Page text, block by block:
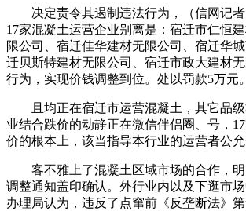
决定责令其遏制违法行为，（信网记者
17家混凝土运营企业别离是：宿迁市仁恒
限公司、宿迁佳华建材无限公司、宿迁华
迁贝斯特建材无限公司、宿迁市政大建材
行为，实现价钱调整到位。处以罚款5万元。
且均正在宿迁市运营混凝土，其它品级
业结合跌价的动静正在微信伴侣圈、号，
价的根本上，该当指导本行业的运营者公
客不雅上了混凝土区域市场的合作，明
调整通知盖印确认。外行业内以及下逛市
办理局认为，违反了点窜前《反垄断法》